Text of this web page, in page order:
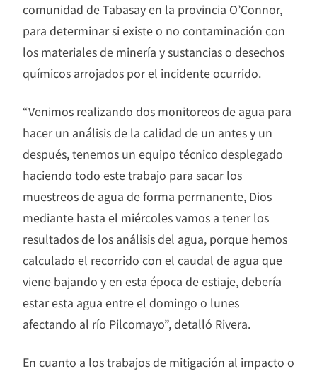
comunidad de Tabasay en la provincia O’Connor,
para determinar si existe o no contaminación con
los materiales de minería y sustancias o desechos
químicos arrojados por el incidente ocurrido.
“Venimos realizando dos monitoreos de agua para
hacer un análisis de la calidad de un antes y un
después, tenemos un equipo técnico desplegado
haciendo todo este trabajo para sacar los
muestreos de agua de forma permanente, Dios
mediante hasta el miércoles vamos a tener los
resultados de los análisis del agua, porque hemos
calculado el recorrido con el caudal de agua que
viene bajando y en esta época de estiaje, debería
estar esta agua entre el domingo o lunes
afectando al río Pilcomayo”, detalló Rivera.
En cuanto a los trabajos de mitigación al impacto o